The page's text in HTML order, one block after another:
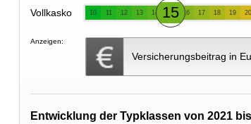
Vollkasko 10 11 12 13 14 15 16 17 18 19 20
Anzeigen:
Versicherungsbeitrag in
Entwicklung der Typklassen von 2021